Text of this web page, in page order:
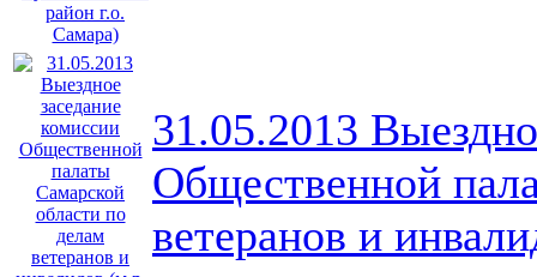
31.05.2013
Общественной
ветеранов и